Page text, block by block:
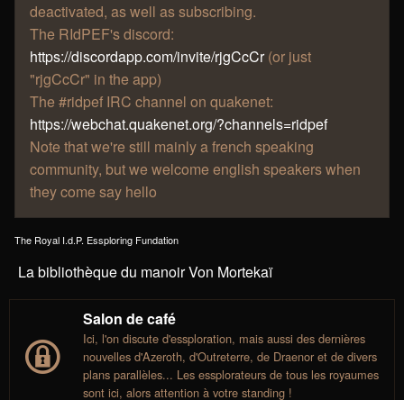
deactivated, as well as subscribing.
The RIdPEF's discord:
https://discordapp.com/invite/rjgCcCr(or just
"rjgCcCr" in the app)
The #ridpef IRC channel on quakenet:
https://webchat.quakenet.org/?channels=ridpef
Note that we're still mainly a french speaking
community, but we welcome english speakers when
they come say hello
The Royal I.d.P. Essploring Fundation
La bibliothèque du manoir Von Mortekaï
Salon de café
Ici, l'on discute d'essploration, mais aussi des dernières
nouvelles d'Azeroth, d'Outreterre, de Draenor et de divers
plans parallèles... Les essplorateurs de tous les royaumes
sont ici, alors attention à votre standing !